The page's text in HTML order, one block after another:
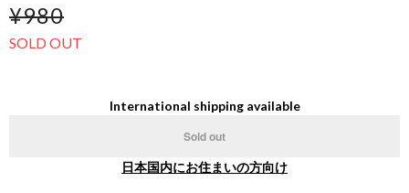
¥980
SOLD OUT
International shipping available
Sold out
日本国内にお住まいの方向け